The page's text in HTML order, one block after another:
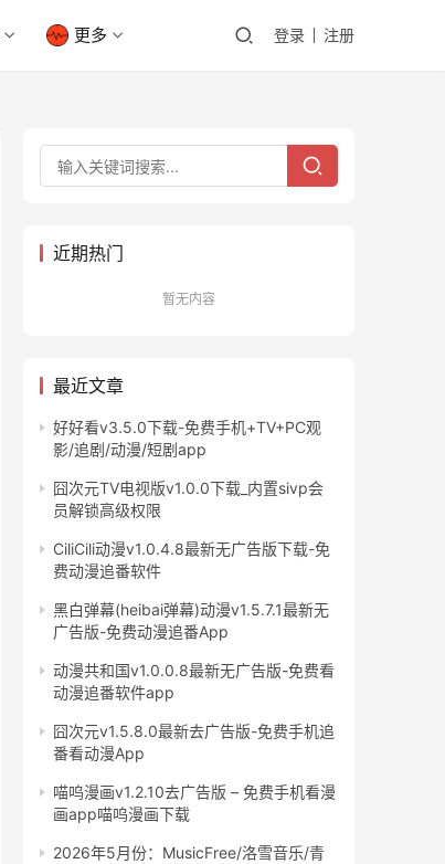
更多 登录 注册
近期热门
暂无内容
最近文章
好好看v3.5.0下载-免费手机+TV+PC观
影/追剧/动漫/短剧app
囧次元TV电视版v1.0.0下载_内置sivp会
员解锁高级权限
CiliCili动漫v1.0.4.8最新无广告版下载-免
费动漫追番软件
黑白弹幕(heibai弹幕)动漫v1.5.7.1最新无
广告版-免费动漫追番App
动漫共和国v1.0.0.8最新无广告版-免费看
动漫追番软件app
囧次元v1.5.8.0最新去广告版-免费手机追
番看动漫App
喵呜漫画v1.2.10去广告版 – 免费手机看漫
画app喵呜漫画下载
2026年5月份：MusicFree/洛雪音乐/青